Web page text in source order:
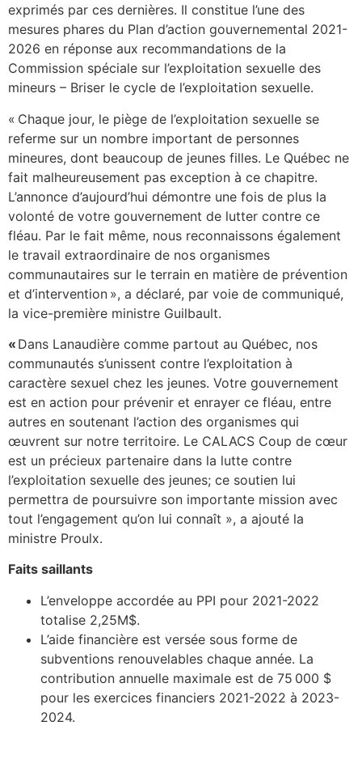
exprimés par ces dernières. Il constitue l’une des
mesures phares du Plan d’action gouvernemental 2021-
2026 en réponse aux recommandations de la
Commission spéciale sur l’exploitation sexuelle des
mineurs – Briser le cycle de l’exploitation sexuelle.
« Chaque jour, le piège de l’exploitation sexuelle se
referme sur un nombre important de personnes
mineures, dont beaucoup de jeunes filles. Le Québec ne
fait malheureusement pas exception à ce chapitre.
L’annonce d’aujourd’hui démontre une fois de plus la
volonté de votre gouvernement de lutter contre ce
fléau. Par le fait même, nous reconnaissons également
le travail extraordinaire de nos organismes
communautaires sur le terrain en matière de prévention
et d’intervention », a déclaré, par voie de communiqué,
la vice-première ministre Guilbault.
« Dans Lanaudière comme partout au Québec, nos
communautés s’unissent contre l’exploitation à
caractère sexuel chez les jeunes. Votre gouvernement
est en action pour prévenir et enrayer ce fléau, entre
autres en soutenant l’action des organismes qui
œuvrent sur notre territoire. Le CALACS Coup de cœur
est un précieux partenaire dans la lutte contre
l’exploitation sexuelle des jeunes; ce soutien lui
permettra de poursuivre son importante mission avec
tout l’engagement qu’on lui connaît », a ajouté la
ministre Proulx.
Faits saillants
L’enveloppe accordée au PPI pour 2021-2022
totalise 2,25M$.
L’aide financière est versée sous forme de
subventions renouvelables chaque année. La
contribution annuelle maximale est de 75 000 $
pour les exercices financiers 2021-2022 à 2023-
2024.